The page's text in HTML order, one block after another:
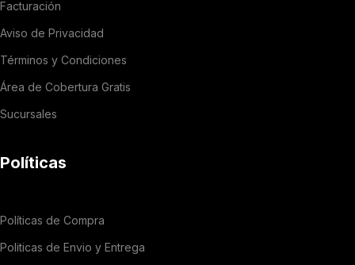
Facturación
Aviso de Privacidad
Términos y Condiciones
Área de Cobertura Gratis
Sucursales
Políticas
Políticas de Compra
Politicas de Envio y Entrega